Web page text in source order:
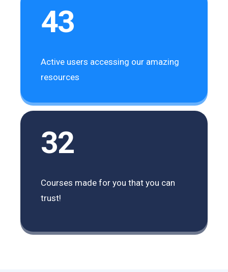
43
Active users accessing our amazing
resources
32
Courses made for you that you can
trust!